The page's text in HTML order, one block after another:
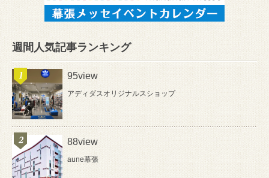
週間人気記事ランキング
95view
アディダスオリジナルスショップ
88view
aune幕張